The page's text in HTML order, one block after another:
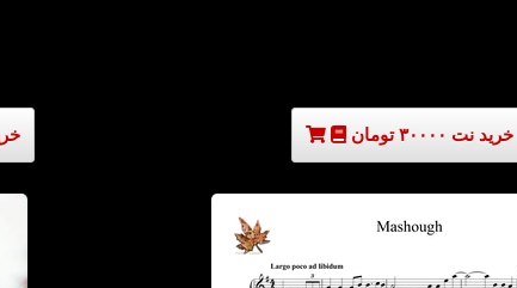
خرید خرید نت ۳۰۰۰۰ تومان